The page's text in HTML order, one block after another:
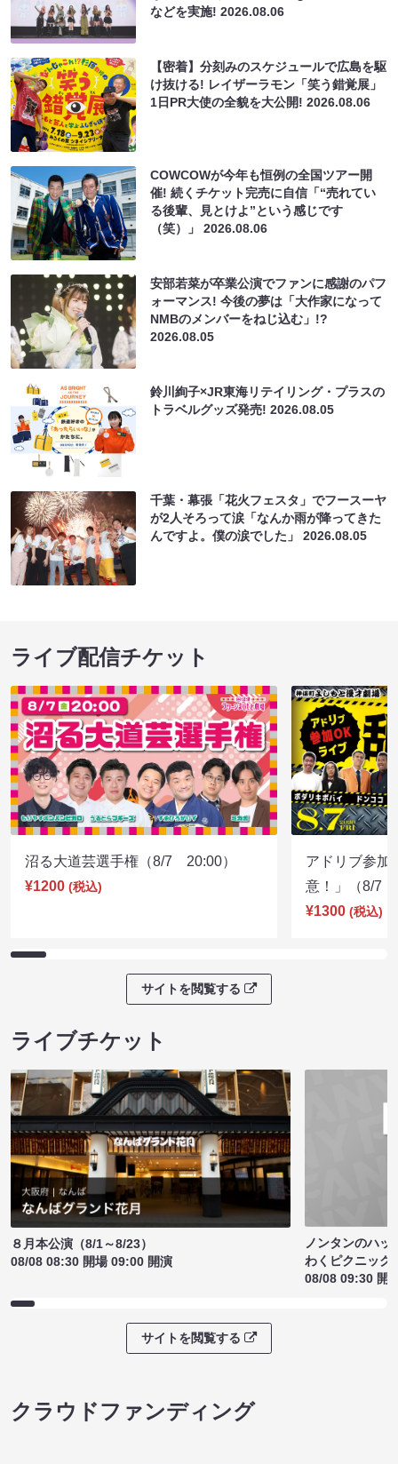
などを実施!2026.08.06
【密着】分刻みのスケジュールで広島を駆
け抜ける! レイザーラモン「笑う錯覚展」
1日PR大使の全貌を大公開!2026.08.06
COWCOWが今年も恒例の全国ツアー開
催! 続くチケット完売に自信「“売れてい
る後輩、見とけよ”という感じです
（笑）」2026.08.06
安部若菜が卒業公演でファンに感謝のパフ
ォーマンス! 今後の夢は「大作家になって
NMBのメンバーをねじ込む」!?
2026.08.05
鈴川絢子×JR東海リテイリング・プラスの
トラベルグッズ発売!2026.08.05
千葉・幕張「花火フェスタ」でフースーヤ
が2人そろって涙「なんか雨が降ってきた
んですよ。僕の涙でした」2026.08.05
ライブ配信チケット
沼る大道芸選手権（8/7 20:00）
¥1200 (税込)
アドリブ参加
意！」（8/7
¥1300 (税込)
サイトを閲覧する
ライブチケット
８月本公演（8/1～8/23）
08/08 08:30 開場 09:00 開演
ノンタンのハッ
わくピクニック
08/08 09:30 開
サイトを閲覧する
クラウドファンディング